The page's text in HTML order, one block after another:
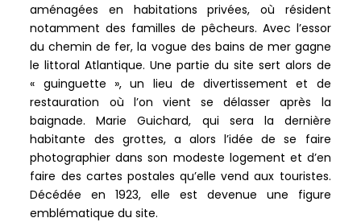
aménagées en habitations privées, où résident
notamment des familles de pêcheurs. Avec l’essor
du chemin de fer, la vogue des bains de mer gagne
le littoral Atlantique. Une partie du site sert alors de
« guinguette », un lieu de divertissement et de
restauration où l’on vient se délasser après la
baignade. Marie Guichard, qui sera la dernière
habitante des grottes, a alors l’idée de se faire
photographier dans son modeste logement et d’en
faire des cartes postales qu’elle vend aux touristes.
Décédée en 1923, elle est devenue une figure
emblématique du site.